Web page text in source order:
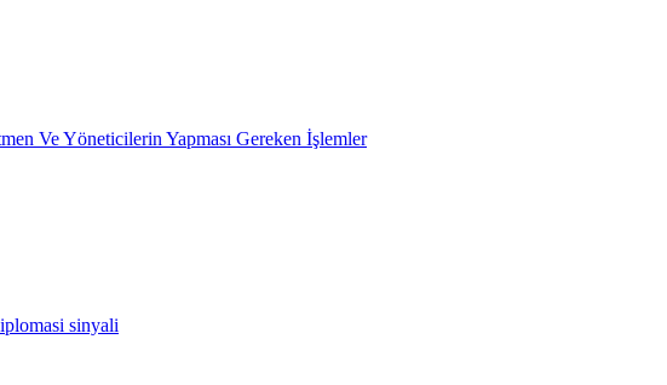
Ve Yöneticilerin Yapması Gereken İşlemler
sinyali